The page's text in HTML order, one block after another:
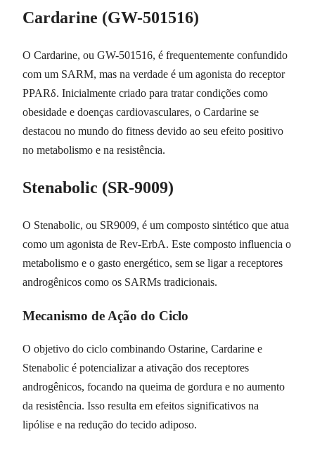
Cardarine (GW-501516)
O Cardarine, ou GW-501516, é frequentemente confundido
com um SARM, mas na verdade é um agonista do receptor
PPARδ. Inicialmente criado para tratar condições como
obesidade e doenças cardiovasculares, o Cardarine se
destacou no mundo do fitness devido ao seu efeito positivo
no metabolismo e na resistência.
Stenabolic (SR-9009)
O Stenabolic, ou SR9009, é um composto sintético que atua
como um agonista de Rev-ErbA. Este composto influencia o
metabolismo e o gasto energético, sem se ligar a receptores
androgênicos como os SARMs tradicionais.
Mecanismo de Ação do Ciclo
O objetivo do ciclo combinando Ostarine, Cardarine e
Stenabolic é potencializar a ativação dos receptores
androgênicos, focando na queima de gordura e no aumento
da resistência. Isso resulta em efeitos significativos na
lipólise e na redução do tecido adiposo.